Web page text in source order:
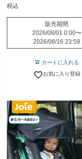
税込
販売期間
2026/08/01 0:00〜
2026/08/16 23:59
カートに入れる
お気に入り登録